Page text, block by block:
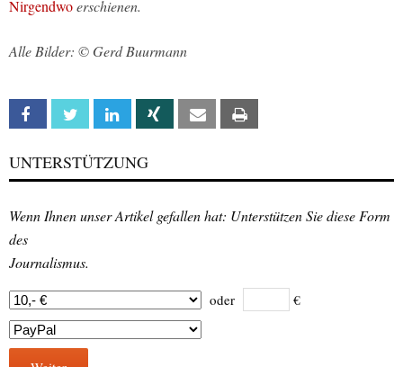
Nirgendwoerschienen.
Alle Bilder: © Gerd Buurmann
Facebook Twitter Linkedin Xing Email
UNTERSTÜTZUNG
Wenn Ihnen unser Artikel gefallen hat: Unterstützen Sie diese Form
des
Journalismus.
oder €